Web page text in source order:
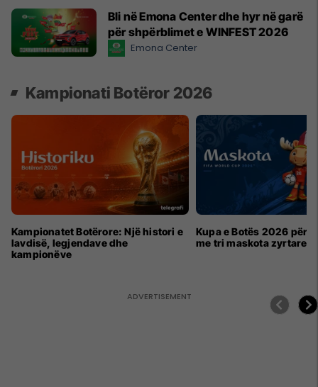
Bli në Emona Center dhe hyr në garë
për shpërblimet e WINFEST 2026
Emona Center
Kampionati Botëror 2026
Kampionatet Botërore: Një histori e
lavdisë, legjendave dhe
kampionëve
Kupa e Botës 2026 për
me tri maskota zyrtare